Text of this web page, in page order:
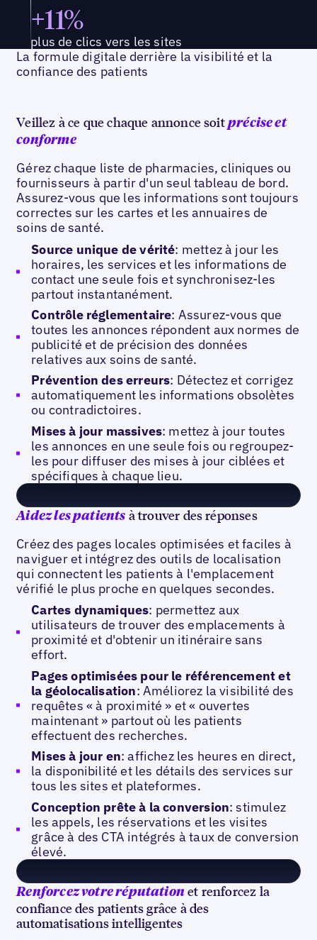
+11%
plus de clics vers les sites
La formule digitale derrière la visibilité et la
confiance des patients
Veillez à ce que chaque annonce soit précise et
conforme
Gérez chaque liste de pharmacies, cliniques ou
fournisseurs à partir d'un seul tableau de bord.
Assurez-vous que les informations sont toujours
correctes sur les cartes et les annuaires de
soins de santé.
Source unique de vérité: mettez à jour les
horaires, les services et les informations de
contact une seule fois et synchronisez-les
partout instantanément.
Contrôle réglementaire: Assurez-vous que
toutes les annonces répondent aux normes de
publicité et de précision des données
relatives aux soins de santé.
Prévention des erreurs: Détectez et corrigez
automatiquement les informations obsolètes
ou contradictoires.
Mises à jour massives: mettez à jour toutes
les annonces en une seule fois ou regroupez-
les pour diffuser des mises à jour ciblées et
spécifiques à chaque lieu.
Aidez les patients à trouver des réponses
Créez des pages locales optimisées et faciles à
naviguer et intégrez des outils de localisation
qui connectent les patients à l'emplacement
vérifié le plus proche en quelques secondes.
Cartes dynamiques: permettez aux
utilisateurs de trouver des emplacements à
proximité et d'obtenir un itinéraire sans
effort.
Pages optimisées pour le référencement et
la géolocalisation: Améliorez la visibilité des
requêtes « à proximité » et « ouvertes
maintenant » partout où les patients
effectuent des recherches.
Mises à jour en: affichez les heures en direct,
la disponibilité et les détails des services sur
tous les sites et plateformes.
Conception prête à la conversion: stimulez
les appels, les réservations et les visites
grâce à des CTA intégrés à taux de conversion
élevé.
Renforcez votre réputation et renforcez la
confiance des patients grâce à des
automatisations intelligentes